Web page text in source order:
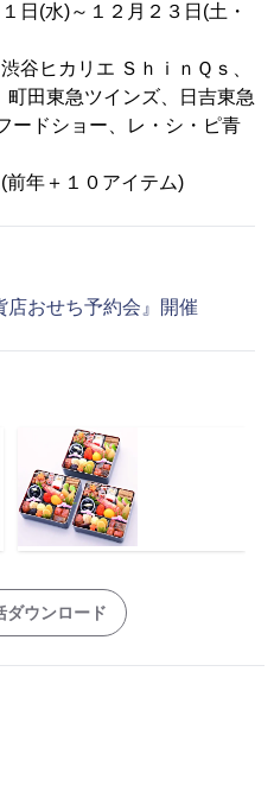
日(水)～１２月２３日(土・
谷ヒカリエ ＳｈｉｎＱｓ、
田東急ツインズ、日吉東急
ードショー、レ・シ・ピ青
年＋１０アイテム)
店おせち予約会』開催
ダウンロード